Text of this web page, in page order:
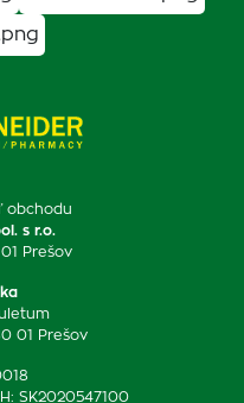
obchodu
s r.o.
Prešov
01 Prešov
SK2020547100